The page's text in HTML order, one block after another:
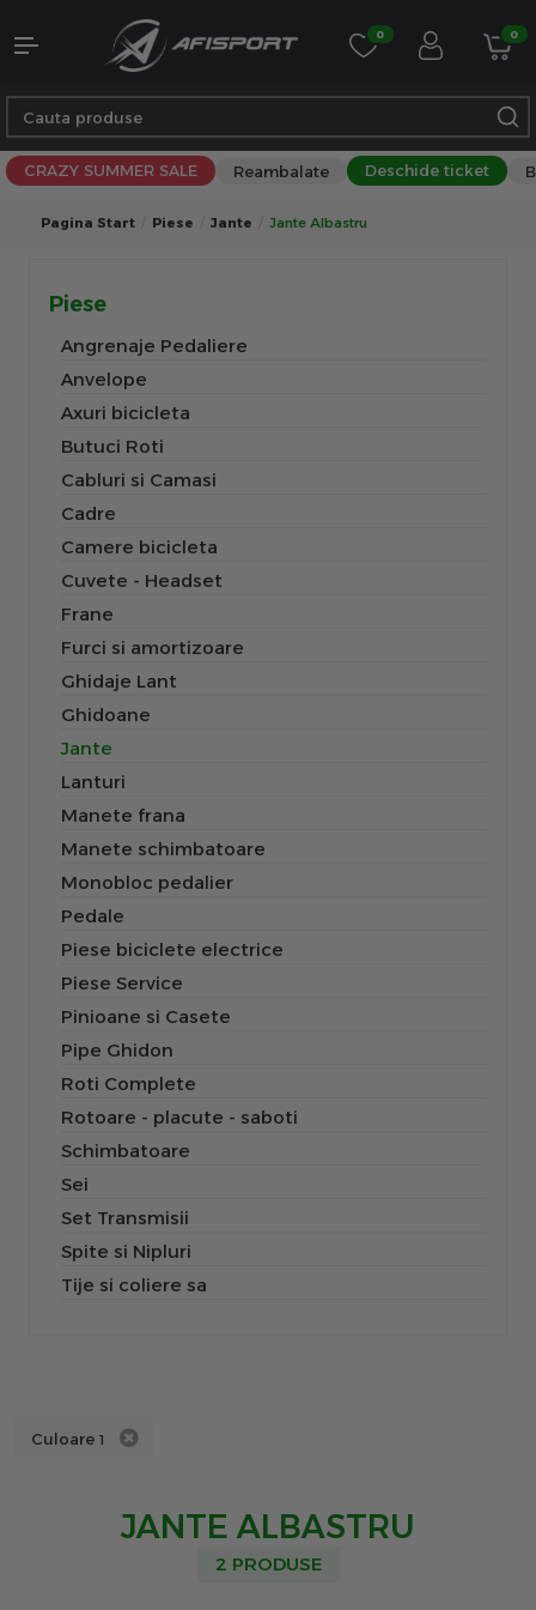
0 0
CRAZY SUMMER SALE Reambalate Deschide ticket
Pagina Start Piese Jante Jante Albastru
Piese
Angrenaje Pedaliere
Anvelope
Axuri bicicleta
Butuci Roti
Cabluri si Camasi
Cadre
Camere bicicleta
Cuvete - Headset
Frane
Furci si amortizoare
Ghidaje Lant
Ghidoane
Jante
Lanturi
Manete frana
Manete schimbatoare
Monobloc pedalier
Pedale
Piese biciclete electrice
Piese Service
Pinioane si Casete
Pipe Ghidon
Roti Complete
Rotoare - placute - saboti
Schimbatoare
Sei
Set Transmisii
Spite si Nipluri
Tije si coliere sa
Culoare 1
JANTE ALBASTRU
2 PRODUSE